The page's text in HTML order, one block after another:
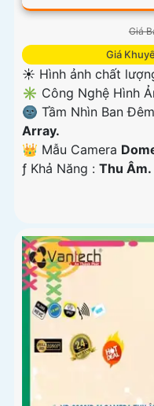
Giá
Giá
☀️ Hình ảnh chất
✳️ Công Nghệ Hình
🌚 Tầm Nhìn Ban
Array.
👑 Mẫu Camera
️ƒ Khả Năng : Thu Âm.